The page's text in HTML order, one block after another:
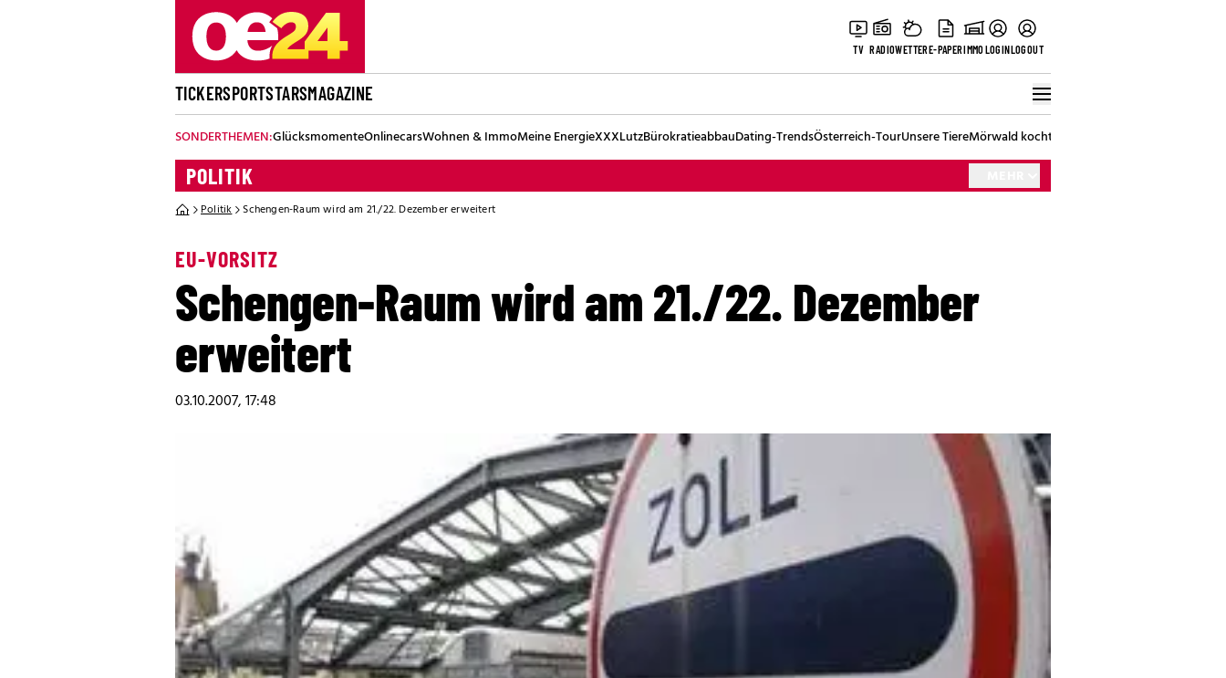
TV RADIOWETTERE-PAPERIMMOLOGINLOGOUT
TICKERSPORTSTARSMAGAZINE
SONDERTHEMEN:GlücksmomenteOnlinecarsWohnen & ImmoMeine EnergieXXXLutzBürokratieabbauDating-TrendsÖsterreich-TourUnsere TiereMörwald kocht
POLITIK
Politik Schengen-Raum wird am 21./22. Dezember erweitert
EU-VORSITZ
Schengen-Raum wird am 21./22. Dezember
erweitert
03.10.2007, 17:48